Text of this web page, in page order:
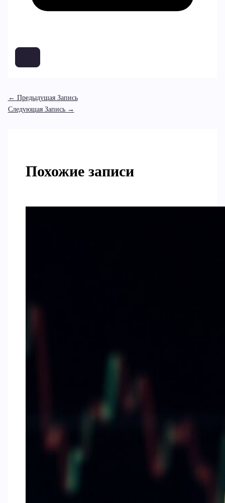
← Предыдущая Запись
Следующая Запись →
Похожие записи